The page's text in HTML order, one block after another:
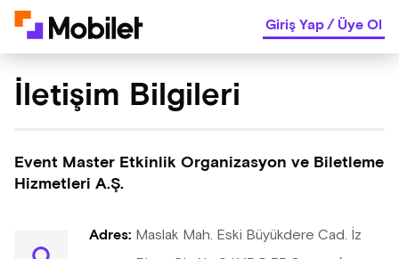
Giriş Yap/Üye Ol
İletişim Bilgileri
Event Master Etkinlik Organizasyon ve Biletleme
Hizmetleri A.Ş.
Adres: Maslak Mah. Eski Büyükdere Cad. İz